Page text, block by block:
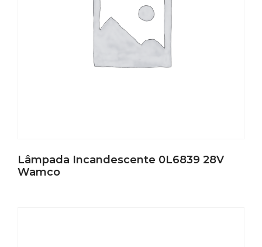
Lâmpada Incandescente 0L6839 28V
Wamco